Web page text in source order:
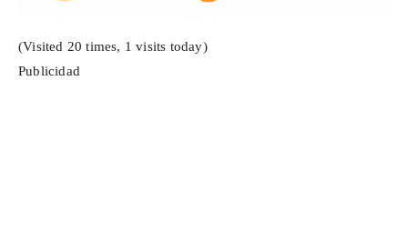
(Visited 20 times, 1 visits today)
Publicidad